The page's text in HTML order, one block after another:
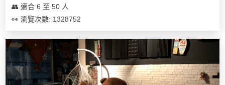
👥 適合 6 至 50 人
👀 瀏覽次數: 1328752